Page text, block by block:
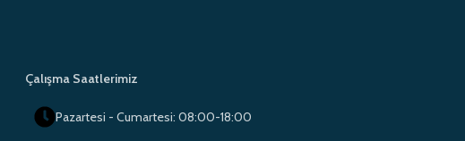
Çalışma Saatlerimiz
Pazartesi - Cumartesi: 08:00-18:00